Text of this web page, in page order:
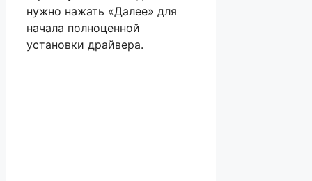
нужно нажать «Далее» для
начала полноценной
установки драйвера.